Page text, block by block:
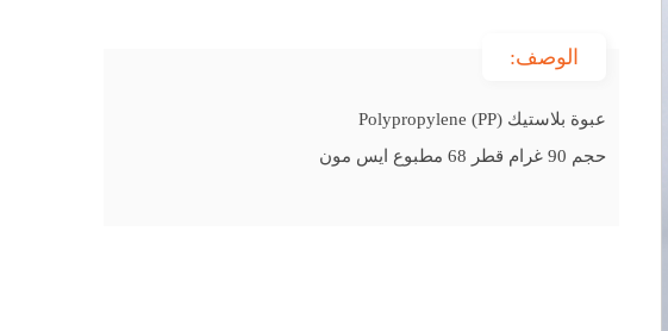
الوصف:
عبوة بلاستيك Polypropylene (PP)
حجم 90 غرام قطر 68 مطبوع ايس مون